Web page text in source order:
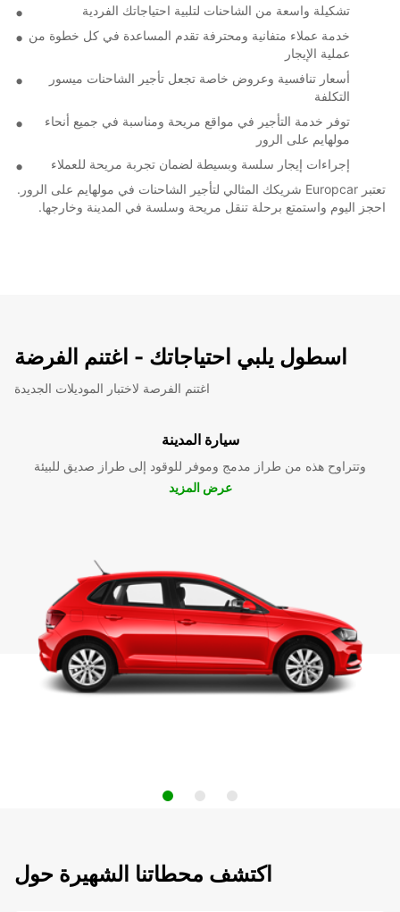
تشكيلة واسعة من الشاحنات لتلبية احتياجاتك الفردية
خدمة عملاء متفانية ومحترفة تقدم المساعدة في كل خطوة من
عملية الإيجار
أسعار تنافسية وعروض خاصة تجعل تأجير الشاحنات ميسور
التكلفة
توفر خدمة التأجير في مواقع مريحة ومناسبة في جميع أنحاء
مولهايم على الرور
إجراءات إيجار سلسة وبسيطة لضمان تجربة مريحة للعملاء
تعتبر Europcar شريكك المثالي لتأجير الشاحنات في مولهايم على الرور.
احجز اليوم واستمتع برحلة تنقل مريحة وسلسة في المدينة وخارجها.
اسطول يلبي احتياجاتك - اغتنم الفرضة
اغتنم الفرصة لاختبار الموديلات الجديدة
سيارة المدينة
وتتراوح هذه من طراز مدمج وموفر للوقود إلى طراز صديق للبيئة
عرض المزيد
اكتشف محطاتنا الشهيرة حول